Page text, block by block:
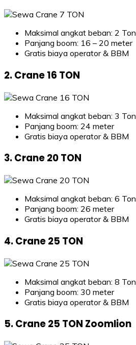
Maksimal angkat beban: 2 Ton
Panjang boom: 16 – 20 meter
Gratis biaya operator & BBM
2. Crane 16 TON
Maksimal angkat beban: 3 Ton
Panjang boom: 24 meter
Gratis biaya operator & BBM
3. Crane 20 TON
Maksimal angkat beban: 6 Ton
Panjang boom: 26 meter
Gratis biaya operator & BBM
4. Crane 25 TON
Maksimal angkat beban: 8 Ton
Panjang boom: 30 meter
Gratis biaya operator & BBM
5. Crane 25 TON Zoomlion